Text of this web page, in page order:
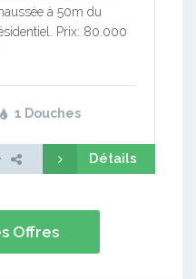
à 50m du
Prix: 80.000
1 Douches
Détails
Offres